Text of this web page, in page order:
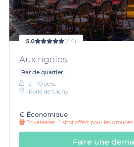
5,0 (44)
Aux rigolos
Bar de quartier
2 - 70 pers.
Porte de Clichy
€ Économique
Privateaser : 1 shot offert pour les
Faire une